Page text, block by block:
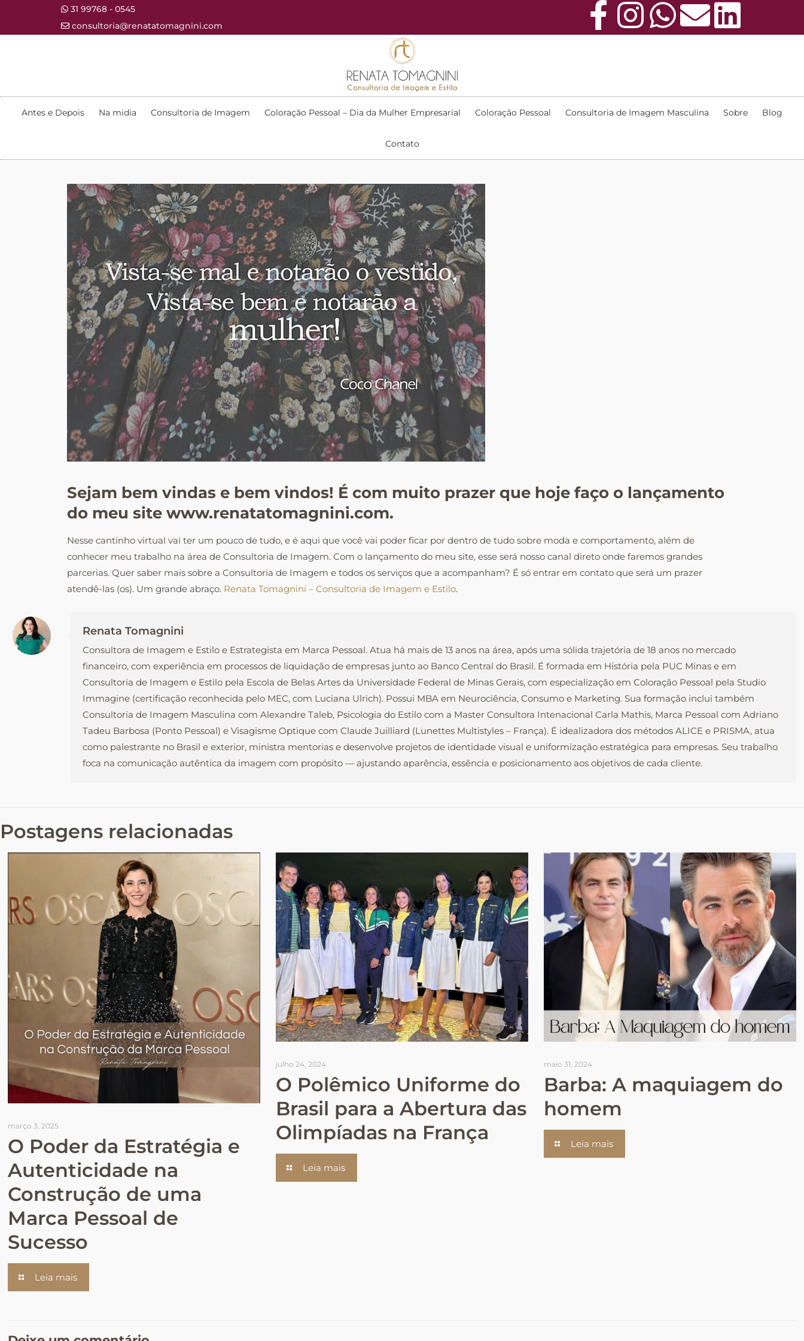
31 99768 - 0545
consultoria@renatatomagnini.com
Antes e Depois Na midia Consultoria de Imagem Coloração Pessoal – Dia da Mulher Empresarial Coloração Pessoal Consultoria de Imagem Masculina Sobre Blog
Contato
Sejam bem vindas e bem vindos! É com muito prazer que hoje faço o lançamento
do meu site www.renatatomagnini.com.
Nesse cantinho virtual vai ter um pouco de tudo, e é aqui que você vai poder ficar por dentro de tudo sobre moda e comportamento, além de
conhecer meu trabalho na área de Consultoria de Imagem. Com o lançamento do meu site, esse será nosso canal direto onde faremos grandes
parcerias. Quer saber mais sobre a Consultoria de Imagem e todos os serviços que a acompanham? É só entrar em contato que será um prazer
atendê-las (os). Um grande abraço. Renata Tomagnini – Consultoria de Imagem e Estilo.
Renata Tomagnini
Consultora de Imagem e Estilo e Estrategista em Marca Pessoal. Atua há mais de 13 anos na área, após uma sólida trajetória de 18 anos no mercado
financeiro, com experiência em processos de liquidação de empresas junto ao Banco Central do Brasil. É formada em História pela PUC Minas e em
Consultoria de Imagem e Estilo pela Escola de Belas Artes da Universidade Federal de Minas Gerais, com especialização em Coloração Pessoal pela Studio
Immagine (certificação reconhecida pelo MEC, com Luciana Ulrich). Possui MBA em Neurociência, Consumo e Marketing. Sua formação inclui também
Consultoria de Imagem Masculina com Alexandre Taleb, Psicologia do Estilo com a Master Consultora Intenacional Carla Mathis, Marca Pessoal com Adriano
Tadeu Barbosa (Ponto Pessoal) e Visagisme Optique com Claude Juilliard (Lunettes Multistyles – França). É idealizadora dos métodos ALICE e PRISMA, atua
como palestrante no Brasil e exterior, ministra mentorias e desenvolve projetos de identidade visual e uniformização estratégica para empresas. Seu trabalho
foca na comunicação autêntica da imagem com propósito — ajustando aparência, essência e posicionamento aos objetivos de cada cliente.
Postagens relacionadas
março 3, 2025
O Poder da Estratégia e
Autenticidade na
Construção de uma
Marca Pessoal de
Sucesso
Leia mais
julho 24, 2024
O Polêmico Uniforme do
Brasil para a Abertura das
Olimpíadas na França
Leia mais
maio 31, 2024
Barba: A maquiagem do
homem
Leia mais